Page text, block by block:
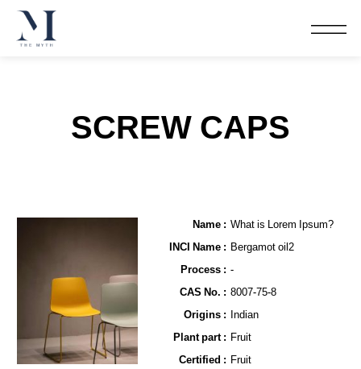
SCREW CAPS
Name​ : What is Lorem Ipsum?
INCI Name : Bergamot oil2
Process : -
CAS No. : 8007-75-8
Origins : Indian
Plant part : Fruit
Certified : Fruit